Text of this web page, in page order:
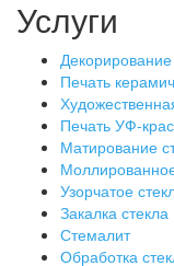
Услуги
Декорирование
Печать
Печать УФ-
Матирование
Узорчатое
Закалка стекла
Стемалит
Обработка